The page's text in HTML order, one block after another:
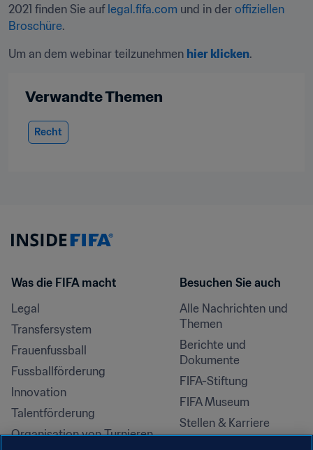
2021 finden Sie auf legal.fifa.com und in der offiziellen
Broschüre.
Um an dem webinar teilzunehmen hier klicken.
Verwandte Themen
Recht
Was die FIFA macht
Legal
Transfersystem
Frauenfussball
Fussballförderung
Innovation
Talentförderung
Organisation von Turnieren
Besuchen Sie auch
Alle Nachrichten und
Themen
Berichte und
Dokumente
FIFA-Stiftung
FIFA Museum
Stellen & Karriere